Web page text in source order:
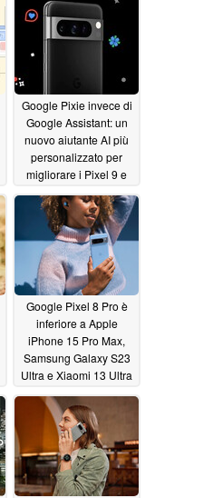
Google Pixie invece di
Google Assistant: un
nuovo aiutante AI più
personalizzato per
migliorare i Pixel 9 e
Pixel 9 Pro12/17/2023
Google Pixel 8 Pro è
inferiore a Apple
iPhone 15 Pro Max,
Samsung Galaxy S23
Ultra e Xiaomi 13 Ultra
con prestazioni della
batteria deludenti
12/12/2023